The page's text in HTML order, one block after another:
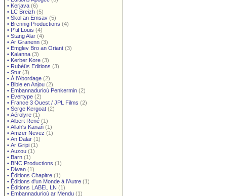
• Kerjava (6)
• LC Breizh (5)
• Skol an Emsav (5)
• Brennig Productions (4)
• P'tit Louis (4)
• Stang Alar (4)
• Ar Granenn (3)
• Emglev Bro an Oriant (3)
• Kalanna (3)
• Kerber Kore (3)
• Rubéüs Editions (3)
• Stur (3)
• À l'Abordage (2)
• Bible en Anjou (2)
• Embannadurioù Penkermin (2)
• Evertype (2)
• France 3 Ouest / JPL Films (2)
• Serge Kergoat (2)
• Aérolyre (1)
• Albert René (1)
• Allah's Kanañ (1)
• Amzer Nevez (1)
• An Dalar (1)
• Ar Gripi (1)
• Auzou (1)
• Barn (1)
• BNC Productions (1)
• Diwan (1)
• Éditions Chapitre (1)
• Éditions d'un Monde à l'Autre (1)
• Éditions LABEL LN (1)
• Embannadurioù ar Mendu (1)